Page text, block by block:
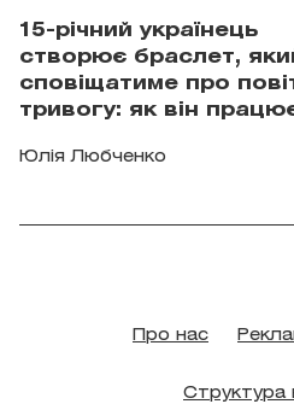
15-річний українець
створює браслет,
сповіщатиме про
тривогу: як він
Юлія Любченко
Про нас
Структура